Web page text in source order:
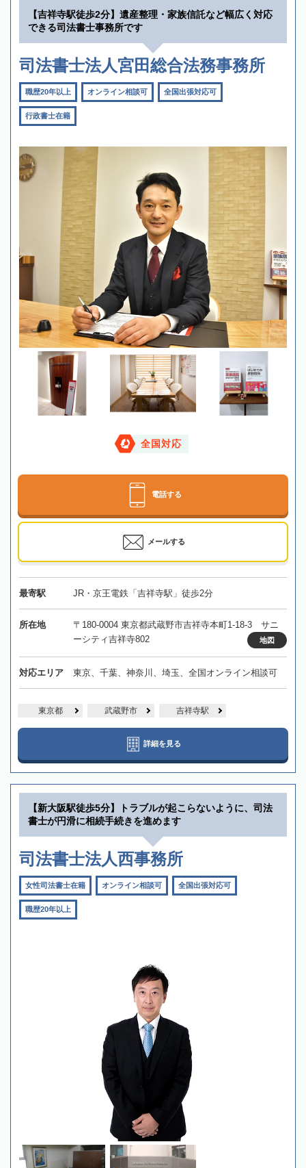
【吉祥寺駅徒歩2分】遺産整理・家族信託など幅広く対応
できる司法書士事務所です
司法書士法人宮田総合法務事務所
職歴20年以上 オンライン相談可 全国出張対応可
行政書士在籍
全国対応
電話する
メールする
最寄駅 JR・京王電鉄「吉祥寺駅」徒歩2分
所在地
〒180-0004 東京都武蔵野市吉祥寺本町1-18-3 サニ
ーシティ吉祥寺802
地図
対応エリア 東京、千葉、神奈川、埼玉、全国オンライン相談可
東京都 武蔵野市 吉祥寺駅
詳細を見る
【新大阪駅徒歩5分】トラブルが起こらないように、司法
書士が円滑に相続手続きを進めます
司法書士法人西事務所
女性司法書士在籍 オンライン相談可 全国出張対応可
職歴20年以上